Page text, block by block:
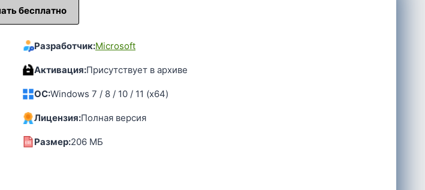
бесплатно
Разработчик:Microsoft
Активация:Присутствует в архиве
OC:Windows 7 / 8 / 10 / 11 (x64)
Лицензия:Полная версия
Размер:206 MБ